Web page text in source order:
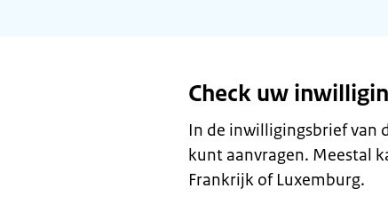
Check uw
In de inwilligingsbrief van
kunt aanvragen. Meestal
Frankrijk of Luxemburg.